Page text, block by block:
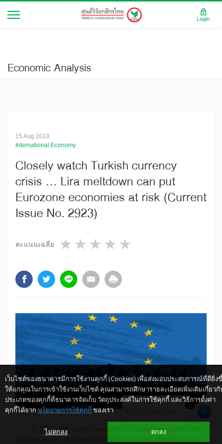
Economic Analysis
15 Aug 2018
International Economy
Closely watch Turkish currency
crisis … Lira meltdown can put
Eurozone economies at risk (Current
Issue No. 2923)
คะแนนเฉลี่ย 4 stars
3 stars
2 stars
1 star
In 2018, the Turkish economy is facing pressures from
เว็บไซต์ของธนาคารมีการใช้งานคุกกี้ (Cookies) เพื่อส่งมอบประสบการณ์ที่ดียิ่ง
ให้แก่คุณในการเข้าใช้งานเว็บไซต์ คุณสามารถศึกษารายละเอียดเพิ่มเติมเกี่ยวกั
ประเภทของคุกกี้ที่ธนาคารจัดเก็บ วัตถุประสงค์ในการใช้คุกกี้ และวิธีการตั้งค่า
คุกกี้ได้จากนโยบายการใช้คุกกี้ของเรา
ไม่ตกลง ตกลง
Login